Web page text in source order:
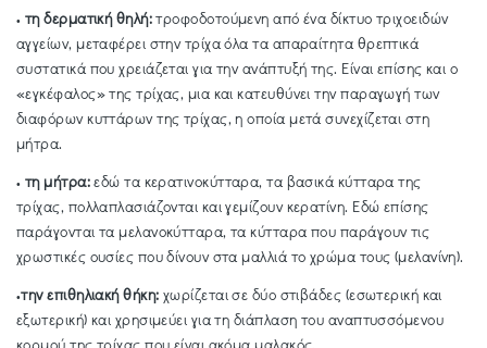
• τη δερματική θηλή:τροφοδοτούμενη από ένα δίκτυο τριχοειδών
αγγείων, μεταφέρει στην τρίχα όλα τα απαραίτητα θρεπτικά
συστατικά που χρειάζεται για την ανάπτυξή της. Είναι επίσης και ο
«εγκέφαλος» της τρίχας, μια και κατευθύνει την παραγωγή των
διαφόρων κυττάρων της τρίχας, η οποία μετά συνεχίζεται στη
μήτρα.
• τη μήτρα:εδώ τα κερατινοκύτταρα, τα βασικά κύτταρα της
τρίχας, πολλαπλασιάζονται και γεμίζουν κερατίνη. Εδώ επίσης
παράγονται τα μελανοκύτταρα, τα κύτταρα που παράγουν τις
χρωστικές ουσίες που δίνουν στα μαλλιά το χρώμα τους (μελανίνη).
•την επιθηλιακή θήκη: χωρίζεται σε δύο στιβάδες (εσωτερική και
εξωτερική) και χρησιμεύει για τη διάπλαση του αναπτυσσόμενου